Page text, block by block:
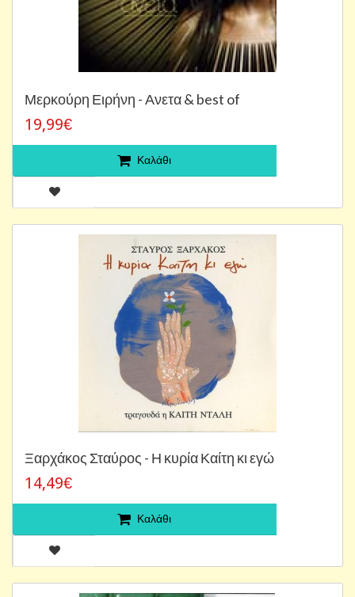
Μερκούρη Ειρήνη - Ανετα & best of
19,99€
Καλάθι
Ξαρχάκος Σταύρος - Η κυρία Καίτη κι εγώ
14,49€
Καλάθι